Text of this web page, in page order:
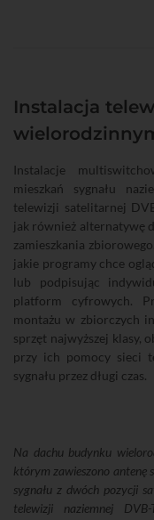
Instalacja
Instalacje
mieszkań sygnału
telewizji satelitarnej
jak również alternatywę
zamieszkania
jakie programy chce
lub podpisując
platform cyfrowych.
montażu w zbiorczych
sprzęt najwyższej klasy,
przy ich pomocy sieci
sygnału przez długi czas.
Na dachu budynku
którym zawieszono
sygnału z dwóch pozycji
telewizji naziemnej